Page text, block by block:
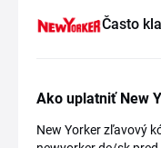
Často
Ako uplatniť New
New Yorker zľavový